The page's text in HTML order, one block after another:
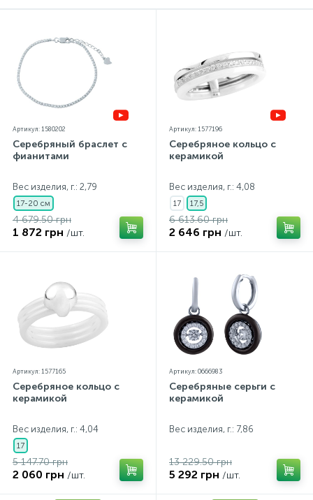
Артикул: 1580202
Серебряный браслет с
фианитами
Вес изделия, г.: 2,79
17-20 см
4 679.50 грн
1 872 грн /шт.
Артикул: 1577196
Серебряное кольцо с
керамикой
Вес изделия, г.: 4,08
17 17,5
6 613.60 грн
2 646 грн /шт.
Артикул: 1577165
Серебряное кольцо с
керамикой
Вес изделия, г.: 4,04
17
5 147.70 грн
2 060 грн /шт.
Артикул: 0666983
Серебряные серьги с
керамикой
Вес изделия, г.: 7,86
13 229.50 грн
5 292 грн /шт.